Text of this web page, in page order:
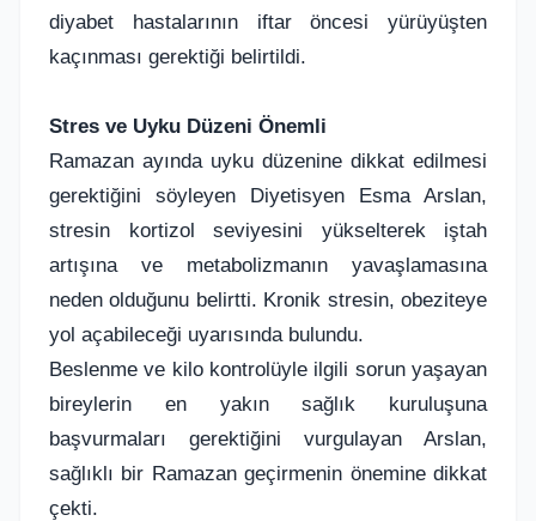
diyabet hastalarının iftar öncesi yürüyüşten
kaçınması gerektiği belirtildi.
Stres ve Uyku Düzeni Önemli
Ramazan ayında uyku düzenine dikkat edilmesi
gerektiğini söyleyen Diyetisyen Esma Arslan,
stresin kortizol seviyesini yükselterek iştah
artışına ve metabolizmanın yavaşlamasına
neden olduğunu belirtti. Kronik stresin, obeziteye
yol açabileceği uyarısında bulundu.
Beslenme ve kilo kontrolüyle ilgili sorun yaşayan
bireylerin en yakın sağlık kuruluşuna
başvurmaları gerektiğini vurgulayan Arslan,
sağlıklı bir Ramazan geçirmenin önemine dikkat
çekti.